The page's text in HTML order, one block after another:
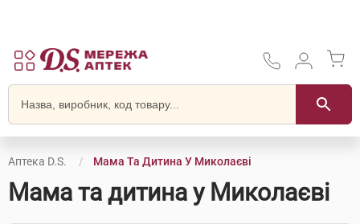
Аптека D.S. Мама Та Дитина У Миколаєві
Мама та дитина у Миколаєві